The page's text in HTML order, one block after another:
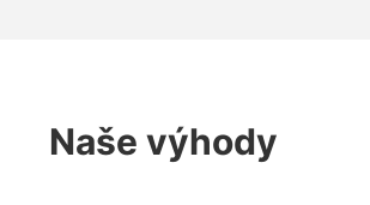
Naše výhody